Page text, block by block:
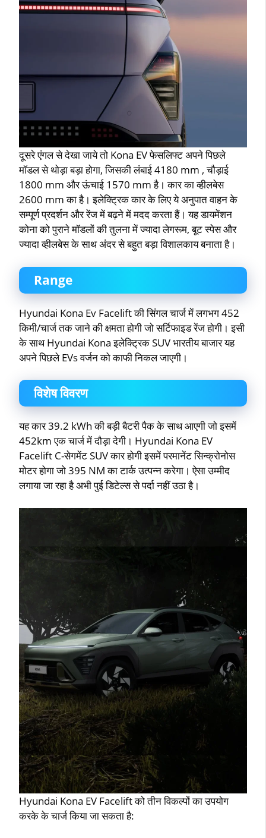
दूसरे एंगल से देखा जाये तो Kona EV फेसलिफ्ट अपने पिछले
मॉडल से थोड़ा बड़ा होगा, जिसकी लंबाई 4180 mm , चौड़ाई
1800 mm और ऊंचाई 1570 mm है। कार का व्हीलबेस
2600 mm का है। इलेक्ट्रिक कार के लिए ये अनुपात वाहन के
सम्पूर्ण प्रदर्शन और रेंज में बढ़ने में मदद करता हैं। यह डायमेंशन
कोना को पुराने मॉडलों की तुलना में ज्यादा लेगरूम, बूट स्पेस और
ज्यादा व्हीलबेस के साथ अंदर से बहुत बड़ा विशालकाय बनाता है।
Range
Hyundai Kona Ev Facelift की सिंगल चार्ज में लगभग 452
किमी/चार्ज तक जाने की क्षमता होगी जो सर्टिफाइड रेंज होगी। इसी
के साथ Hyundai Kona इलेक्ट्रिक SUV भारतीय बाजार यह
अपने पिछले EVs वर्जन को काफी निकल जाएगी।
विशेषविवरण
यह कार 39.2 kWh की बड़ी बैटरी पैक के साथ आएगी जो इसमें
452km एक चार्ज में दौड़ा देगी। Hyundai Kona EV
Facelift C-सेगमेंट SUV कार होगी इसमें परमानेंट सिन्क्रोनोस
मोटर होगा जो 395 NM का टार्क उत्पन्न करेगा। ऐसा उम्मीद
लगाया जा रहा है अभी पुई डिटेल्स से पर्दा नहीं उठा है।
Hyundai Kona EV Facelift को तीन विकल्पों का उपयोग
करके के चार्ज किया जा सकता है: